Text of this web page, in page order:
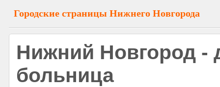
Городские страницы Нижнего Новгорода
Нижний Новгород -
больница